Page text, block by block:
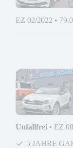
EZ 02/2022 •
Unfallfrei • EZ
5 JAHRE